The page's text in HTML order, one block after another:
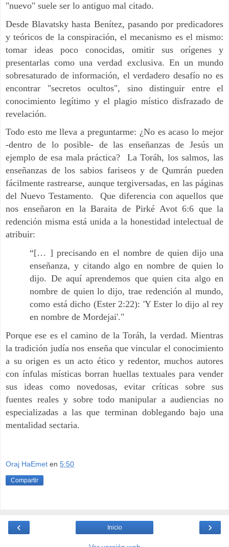
"nuevo" suele ser lo antiguo mal citado.
Desde Blavatsky hasta Benítez, pasando por predicadores
y teóricos de la conspiración, el mecanismo es el mismo:
tomar ideas poco conocidas, omitir sus orígenes y
presentarlas como una verdad exclusiva. En un mundo
sobresaturado de información, el verdadero desafío no es
encontrar "secretos ocultos", sino distinguir entre el
conocimiento legítimo y el plagio místico disfrazado de
revelación.
Todo esto me lleva a preguntarme: ¿No es acaso lo mejor
-dentro de lo posible- de las enseñanzas de Jesús un
ejemplo de esa mala práctica? La Toráh, los salmos, las
enseñanzas de los sabios fariseos y de Qumrán pueden
fácilmente rastrearse, aunque tergiversadas, en las páginas
del Nuevo Testamento. Que diferencia con aquellos que
nos enseñaron en la Baraita de Pirké Avot 6:6 que la
redención misma está unida a la honestidad intelectual de
atribuir:
“[… ] precisando en el nombre de quien dijo una
enseñanza, y citando algo en nombre de quien lo
dijo. De aquí aprendemos que quien cita algo en
nombre de quien lo dijo, trae redención al mundo,
como está dicho (Ester 2:22): 'Y Ester lo dijo al rey
en nombre de Mordejai'."
Porque ese es el camino de la Toráh, la verdad. Mientras
la tradición judía nos enseña que vincular el conocimiento
a su origen es un acto ético y redentor, muchos autores
con ínfulas místicas borran huellas textuales para vender
sus ideas como novedosas, evitar críticas sobre sus
fuentes reales y sobre todo manipular a audiencias no
especializadas a las que terminan doblegando bajo una
mentalidad sectaria.
Oraj HaEmet en 5:50
Compartir
‹ ›
Inicio